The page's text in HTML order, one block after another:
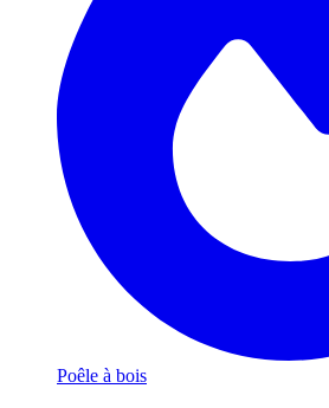
Poêle à bois